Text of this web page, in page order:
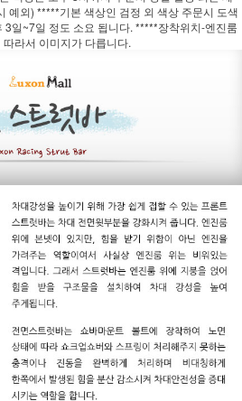
예외) *****기본 색상인 검정 외 색상 주문시 도색
3일~7일 정도 소요 됩니다. *****장착위치-엔진룸
라서 이미지가 다릅니다.